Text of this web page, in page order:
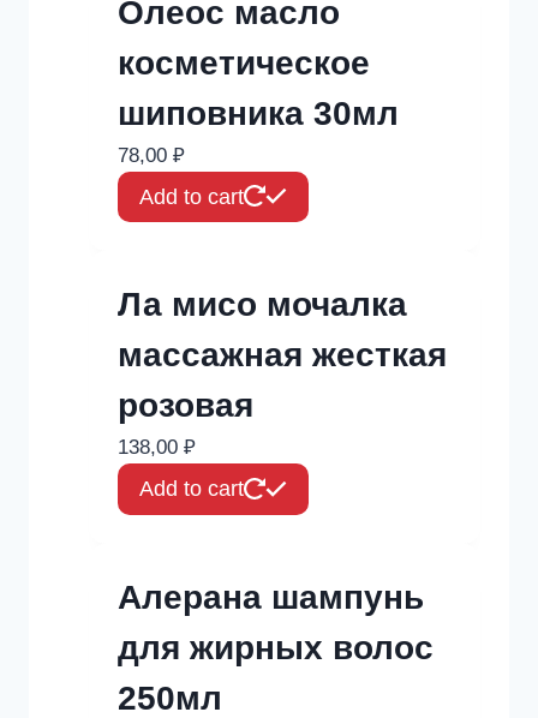
Олеос масло
косметическое
шиповника 30мл
78,00 ₽
Add to cart
Ла мисо мочалка
массажная жесткая
розовая
138,00 ₽
Add to cart
Алерана шампунь
для жирных волос
250мл